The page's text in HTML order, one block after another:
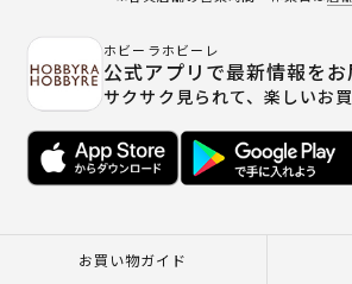
ホビーラホビーレ
公式アプリで最新情報をお
サクサク見られて、楽しいお
お買い物ガイド